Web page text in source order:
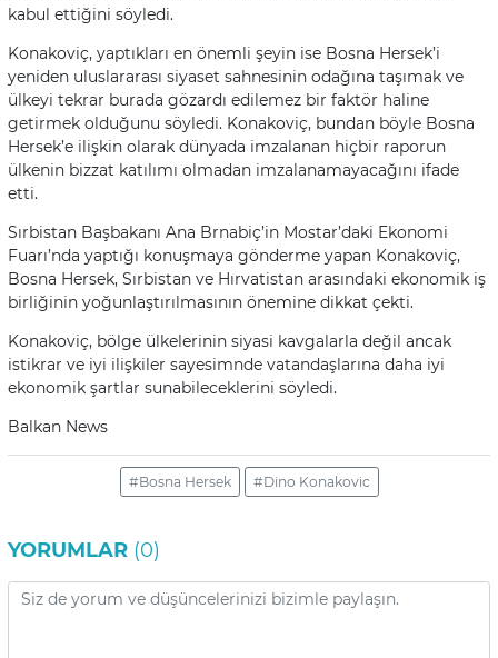
kabul ettiğini söyledi.
Konakoviç, yaptıkları en önemli şeyin ise Bosna Hersek’i
yeniden uluslararası siyaset sahnesinin odağına taşımak ve
ülkeyi tekrar burada gözardı edilemez bir faktör haline
getirmek olduğunu söyledi. Konakoviç, bundan böyle Bosna
Hersek’e ilişkin olarak dünyada imzalanan hiçbir raporun
ülkenin bizzat katılımı olmadan imzalanamayacağını ifade
etti.
Sırbistan Başbakanı Ana Brnabiç’in Mostar’daki Ekonomi
Fuarı’nda yaptığı konuşmaya gönderme yapan Konakoviç,
Bosna Hersek, Sırbistan ve Hırvatistan arasındaki ekonomik iş
birliğinin yoğunlaştırılmasının önemine dikkat çekti.
Konakoviç, bölge ülkelerinin siyasi kavgalarla değil ancak
istikrar ve iyi ilişkiler sayesimnde vatandaşlarına daha iyi
ekonomik şartlar sunabileceklerini söyledi.
Balkan News
#Bosna Hersek #Dino Konakovic
YORUMLAR (0)